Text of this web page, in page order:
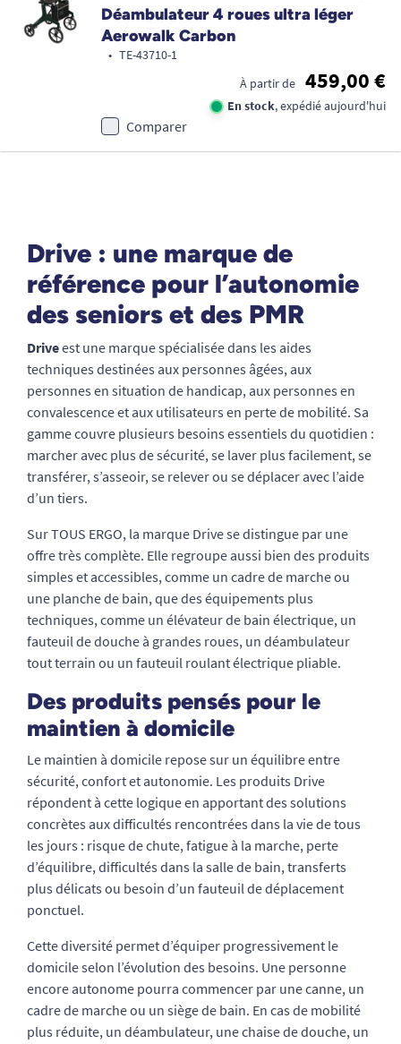
Déambulateur 4 roues ultra léger
Aerowalk Carbon
• TE-43710-1
À partir de
459,00 €
En stock, expédié aujourd'hui
Comparer
Drive : une marque de
référence pour l’autonomie
des seniors et des PMR
Driveest une marque spécialisée dans les aides
techniques destinées aux personnes âgées, aux
personnes en situation de handicap, aux personnes en
convalescence et aux utilisateurs en perte de mobilité. Sa
gamme couvre plusieurs besoins essentiels du quotidien :
marcher avec plus de sécurité, se laver plus facilement, se
transférer, s’asseoir, se relever ou se déplacer avec l’aide
d’un tiers.
Sur TOUS ERGO, la marque Drive se distingue par une
offre très complète. Elle regroupe aussi bien des produits
simples et accessibles, comme un cadre de marche ou
une planche de bain, que des équipements plus
techniques, comme un élévateur de bain électrique, un
fauteuil de douche à grandes roues, un déambulateur
tout terrain ou un fauteuil roulant électrique pliable.
Des produits pensés pour le
maintien à domicile
Le maintien à domicile repose sur un équilibre entre
sécurité, confort et autonomie. Les produits Drive
répondent à cette logique en apportant des solutions
concrètes aux difficultés rencontrées dans la vie de tous
les jours : risque de chute, fatigue à la marche, perte
d’équilibre, difficultés dans la salle de bain, transferts
plus délicats ou besoin d’un fauteuil de déplacement
ponctuel.
Cette diversité permet d’équiper progressivement le
domicile selon l’évolution des besoins. Une personne
encore autonome pourra commencer par une canne, un
cadre de marche ou un siège de bain. En cas de mobilité
plus réduite, un déambulateur, une chaise de douche, un